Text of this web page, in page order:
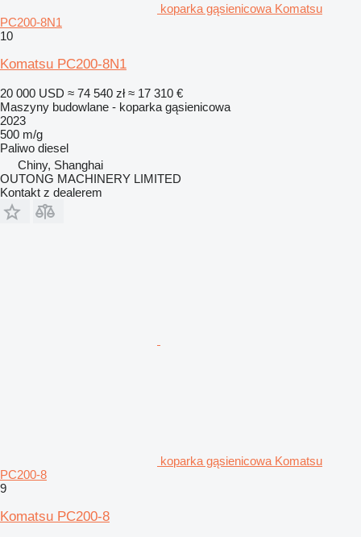
koparka gąsienicowa Komatsu
PC200-8N1
10
Komatsu PC200-8N1
20 000 USD ≈ 74 540 zł ≈ 17 310 €
Maszyny budowlane - koparka gąsienicowa
2023
500 m/g
Paliwo diesel
Chiny, Shanghai
OUTONG MACHINERY LIMITED
Kontakt z dealerem
koparka gąsienicowa Komatsu
PC200-8
9
Komatsu PC200-8